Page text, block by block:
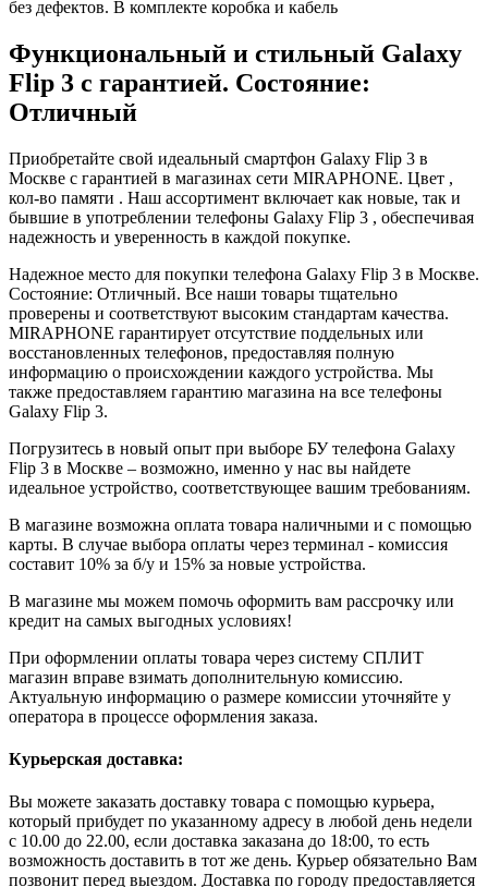
без дефектов. В комплекте коробка и кабель
Функциональный и стильный Galaxy
Flip 3 с гарантией. Состояние:
Отличный
Приобретайте свой идеальный смартфон Galaxy Flip 3 в
Москве с гарантией в магазинах сети MIRAPHONE. Цвет ,
кол-во памяти . Наш ассортимент включает как новые, так и
бывшие в употреблении телефоны Galaxy Flip 3 , обеспечивая
надежность и уверенность в каждой покупке.
Надежное место для покупки телефона Galaxy Flip 3 в Москве.
Состояние: Отличный. Все наши товары тщательно
проверены и соответствуют высоким стандартам качества.
MIRAPHONE гарантирует отсутствие поддельных или
восстановленных телефонов, предоставляя полную
информацию о происхождении каждого устройства. Мы
также предоставляем гарантию магазина на все телефоны
Galaxy Flip 3.
Погрузитесь в новый опыт при выборе БУ телефона Galaxy
Flip 3 в Москве – возможно, именно у нас вы найдете
идеальное устройство, соответствующее вашим требованиям.
В магазине возможна оплата товара наличными и с помощью
карты. В случае выбора оплаты через терминал - комиссия
составит 10% за б/у и 15% за новые устройства.
В магазине мы можем помочь оформить вам рассрочку или
кредит на самых выгодных условиях!
При оформлении оплаты товара через систему СПЛИТ
магазин вправе взимать дополнительную комиссию.
Актуальную информацию о размере комиссии уточняйте у
оператора в процессе оформления заказа.
Курьерская доставка:
Вы можете заказать доставку товара с помощью курьера,
который прибудет по указанному адресу в любой день недели
с 10.00 до 22.00, если доставка заказана до 18:00, то есть
возможность доставить в тот же день. Курьер обязательно Вам
позвонит перед выездом. Доставка по городу предоставляется